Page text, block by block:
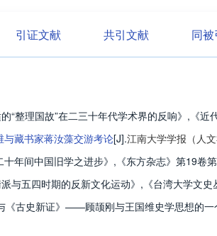
引证文献 共引文献 同
“整理国故”在二三十年代学术界的反响》,《
与藏书家蒋汝藻交游考论[J].江南大学学报（人
十年间中国旧学之进步》,《东方杂志》第19卷
与五四时期的反新文化运动》,《台湾大学文
《古史新证》——顾颉刚与王国维史学思想的